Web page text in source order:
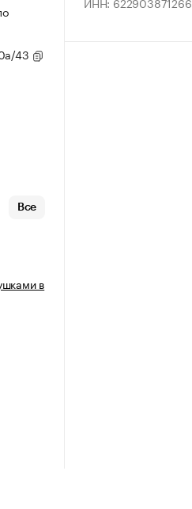
43
Все
в